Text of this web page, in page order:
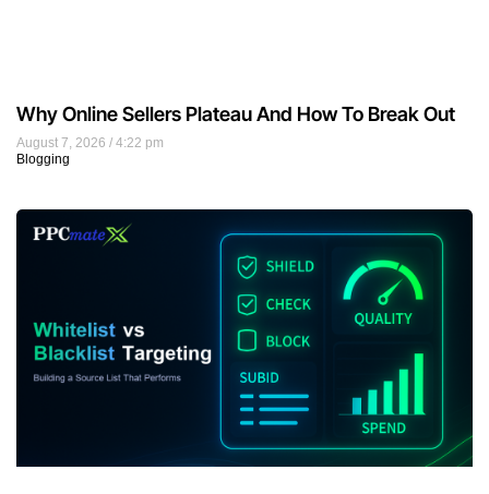
August 7, 2026
4:22 pm
Blogging
Why Online Sellers Plateau And How To Break Out